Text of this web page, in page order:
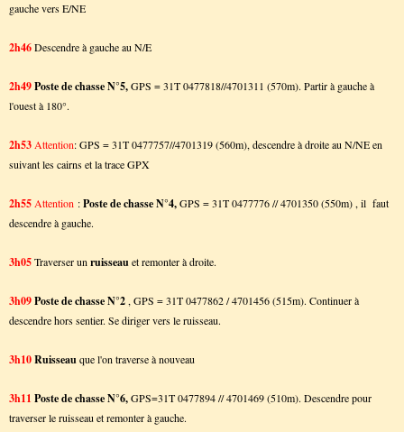
gauche vers E/NE
2h46Descendre à gauche au N/E
2h49Poste de chasse N°5,GPS = 31T 0477818//4701311 (570m). Partir à gauche à
l'ouest à 180°.
2h53 Attention: GPS = 31T 0477757//4701319 (560m), descendre à droite au N/NE en
suivant les cairns et la trace GPX
2h55 Attention :Poste de chasse N°4,GPS = 31T 0477776 // 4701350 (550m) , il faut
descendre à gauche.
3h05Traverser un ruisseauet remonter à droite.
3h09Poste de chasse N°2 , GPS = 31T 0477862 / 4701456 (515m). Continuer à
descendre hors sentier. Se diriger vers le ruisseau.
3h10Ruisseauque l'on traverse à nouveau
3h11 Poste de chasse N°6,GPS=31T 0477894 // 4701469 (510m). Descendre pour
traverser le ruisseau et remonter à gauche.